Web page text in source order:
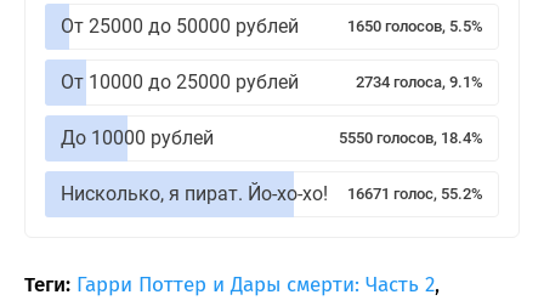
От 25000 до 50000 рублей 1650 голосов, 5.5%
От 10000 до 25000 рублей 2734 голоса, 9.1%
До 10000 рублей 5550 голосов, 18.4%
Нисколько, я пират. Йо-хо-хо! 16671 голос, 55.2%
Теги: Гарри Поттер и Дары смерти: Часть 2,